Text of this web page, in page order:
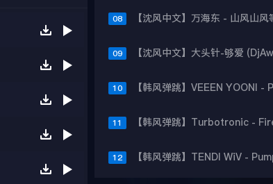
08
09
10
11
12